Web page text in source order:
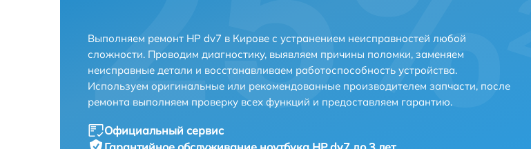
Выполняем ремонт HP dv7 в Кирове с устранением неисправностей любой
сложности. Проводим диагностику, выявляем причины поломки, заменяем
неисправные детали и восстанавливаем работоспособность устройства.
Используем оригинальные или рекомендованные производителем запчасти, после
ремонта выполняем проверку всех функций и предоставляем гарантию.
Официальный сервис